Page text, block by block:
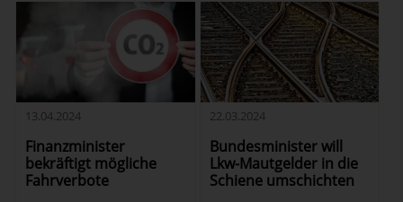
13.04.2024
Finanzminister
bekräftigt mögliche
Fahrverbote
22.03.2024
Bundesminister will
Lkw-Mautgelder in die
Schiene umschichten